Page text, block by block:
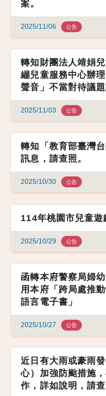
案。
2025/11/06 公告
轉知財團法人靖娟
繃兒童服務中心辦
聲音」不當對待議
2025/11/03 公告
轉知「教育部臺灣
訊息，請查照。
2025/10/30 公告
114年桃園市兒童遊
2025/10/29 公告
函轉本府警察局婦
用本府「跨局處推
語言電子書」
2025/10/27 公告
近日有大雨或豪雨
心）加強防颱措施
作，詳如說明，請查